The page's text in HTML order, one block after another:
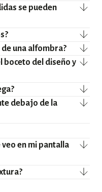
se pueden
de una alfombra?
boceto del diseño y
debajo de la
veo en mi pantalla